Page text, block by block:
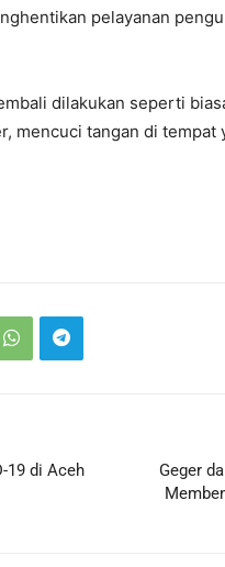
pelayanan
dilakukan seperti
mencuci tangan di
19 di Aceh
Geger